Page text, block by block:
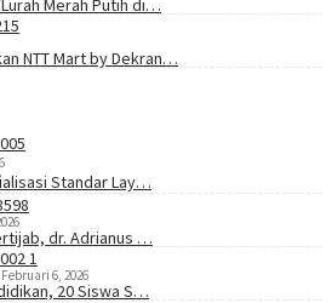
Merah Putih di…
NTT Mart by Dekran…
Standar Lay…
dr. Adrianus …
Februari 6, 2026
20 Siswa S…